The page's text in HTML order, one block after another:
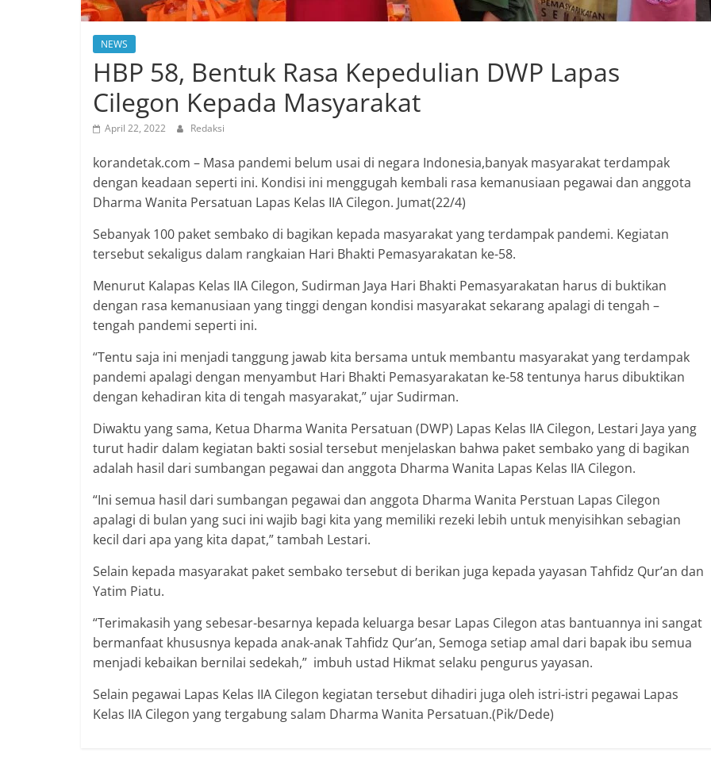
NEWS
HBP 58, Bentuk Rasa Kepedulian DWP Lapas
Cilegon Kepada Masyarakat
April 22, 2022 Redaksi
korandetak.com – Masa pandemi belum usai di negara Indonesia,banyak masyarakat terdampak
dengan keadaan seperti ini. Kondisi ini menggugah kembali rasa kemanusiaan pegawai dan anggota
Dharma Wanita Persatuan Lapas Kelas IIA Cilegon. Jumat(22/4)
Sebanyak 100 paket sembako di bagikan kepada masyarakat yang terdampak pandemi. Kegiatan
tersebut sekaligus dalam rangkaian Hari Bhakti Pemasyarakatan ke-58.
Menurut Kalapas Kelas IIA Cilegon, Sudirman Jaya Hari Bhakti Pemasyarakatan harus di buktikan
dengan rasa kemanusiaan yang tinggi dengan kondisi masyarakat sekarang apalagi di tengah –
tengah pandemi seperti ini.
“Tentu saja ini menjadi tanggung jawab kita bersama untuk membantu masyarakat yang terdampak
pandemi apalagi dengan menyambut Hari Bhakti Pemasyarakatan ke-58 tentunya harus dibuktikan
dengan kehadiran kita di tengah masyarakat,” ujar Sudirman.
Diwaktu yang sama, Ketua Dharma Wanita Persatuan (DWP) Lapas Kelas IIA Cilegon, Lestari Jaya yang
turut hadir dalam kegiatan bakti sosial tersebut menjelaskan bahwa paket sembako yang di bagikan
adalah hasil dari sumbangan pegawai dan anggota Dharma Wanita Lapas Kelas IIA Cilegon.
“Ini semua hasil dari sumbangan pegawai dan anggota Dharma Wanita Perstuan Lapas Cilegon
apalagi di bulan yang suci ini wajib bagi kita yang memiliki rezeki lebih untuk menyisihkan sebagian
kecil dari apa yang kita dapat,” tambah Lestari.
Selain kepada masyarakat paket sembako tersebut di berikan juga kepada yayasan Tahfidz Qur’an dan
Yatim Piatu.
“Terimakasih yang sebesar-besarnya kepada keluarga besar Lapas Cilegon atas bantuannya ini sangat
bermanfaat khususnya kepada anak-anak Tahfidz Qur’an, Semoga setiap amal dari bapak ibu semua
menjadi kebaikan bernilai sedekah,” imbuh ustad Hikmat selaku pengurus yayasan.
Selain pegawai Lapas Kelas IIA Cilegon kegiatan tersebut dihadiri juga oleh istri-istri pegawai Lapas
Kelas IIA Cilegon yang tergabung salam Dharma Wanita Persatuan.(Pik/Dede)